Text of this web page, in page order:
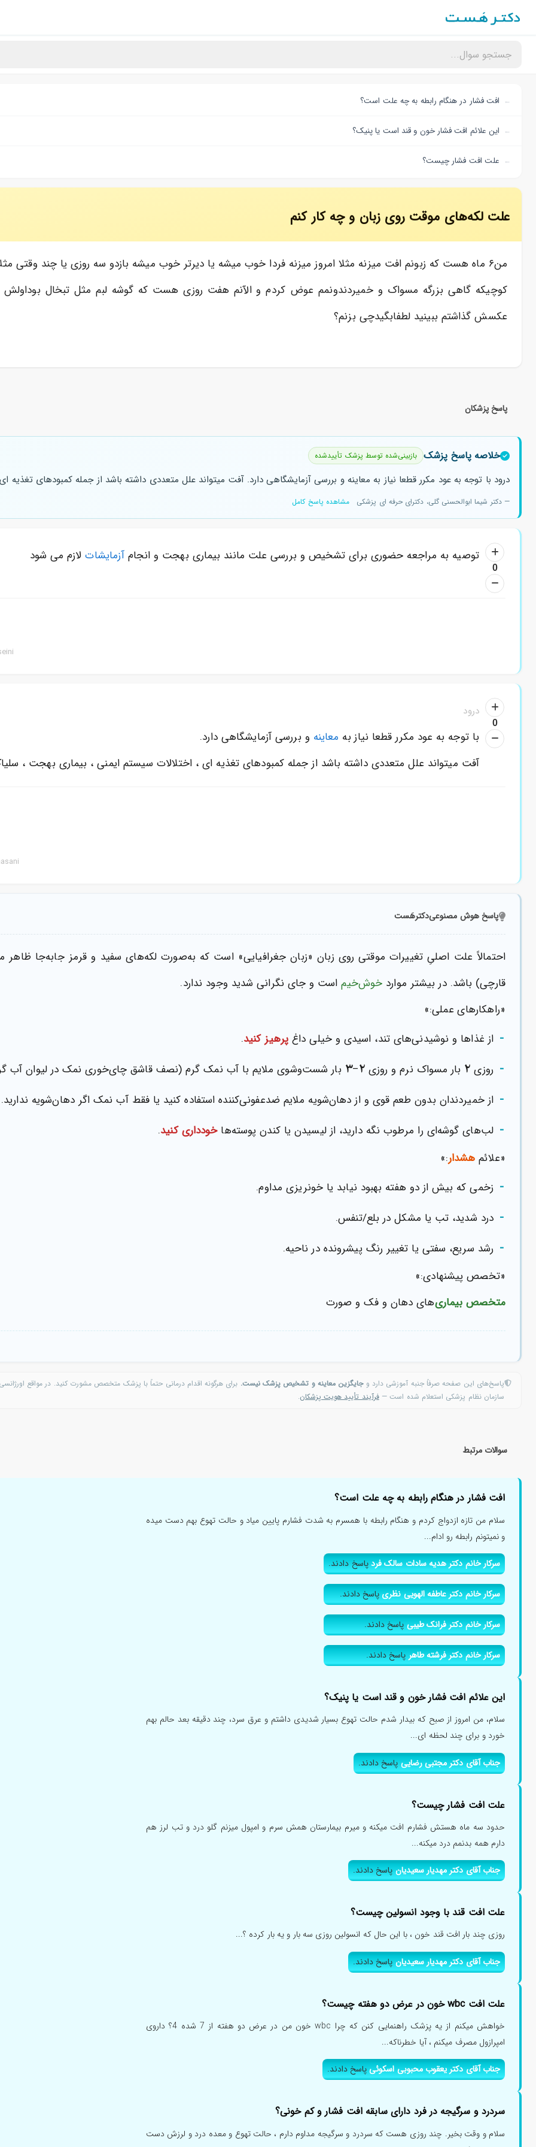
افت فشار در هنگام رابطه به چه علت است؟
این علائم افت فشار خون و قند است یا پنیک؟
علت افت فشار چیست؟
علت لکه‌های موقت روی زبان و چه کار کنم
من۶ ماه هست که زبونم افت میزنه مثلا امروز میزنه فردا خوب میشه یا دیرتر خوب میشه بازدو سه روزی یا چند وقتی
کوچیکه گاهی بزرگه مسواک و خمیردندونمم عوض کردم و الآنم هفت روزی هست که گوشه لبم مثل تبخال
عکسش گذاشتم ببینید لطفابگیدچی بزنم؟
پاسخ پزشکان
خلاصه پاسخ پزشک بازبینی‌شده توسط پزشک تأییدشده
درود با توجه به عود مکرر قطعا نیاز به معاینه و بررسی آزمایشگاهی دارد. آفت میتواند علل متعددی داشته باشد از جمله کمبودهای
— دکتر شیما ابوالحسنی گلی، دکترای حرفه ای پزشکی مشاهده پاسخ کامل
0
توصیه به مراجعه حضوری برای تشخیص و بررسی علت مانند بیماری بهجت و انجامآزمایشاتلازم می شود
0
درود
با توجه به عود مکرر قطعا نیاز به معاینه و بررسی آزمایشگاهی دارد.
آفت میتواند علل متعددی داشته باشد از جمله کمبودهای تغذیه ای ، اختلالات سیستم ایمنی ، بیماری بهجت ،
پاسخ هوش مصنوعیدکترهَست
احتمالاً علت اصلیِ تغییرات موقتی روی زبان «زبان جغرافیایی» است که به‌صورت لکه‌های سفید و قرمز جابه‌جا
قارچی) باشد. در بیشتر موارد خوش‌خیماست و جای نگرانی شدید وجود ندارد.
«راهکارهای عملی:»
- از غذاها و نوشیدنی‌های تند، اسیدی و خیلی داغ پرهیز کنید.
- روزی ۲ بار مسواک نرم و روزی ۲–۳ بار شست‌وشوی ملایم با آب نمک گرم (نصف قاشق چای‌خوری نمک در لیوان آب
- از خمیردندان بدون طعم قوی و از دهان‌شویه ملایم ضدعفونی‌کننده استفاده کنید یا فقط آب نمک اگر دهان‌شویه ندارید.
- لب‌های گوشه‌ای را مرطوب نگه دارید، از لیسیدن یا کندن پوسته‌هاخودداری کنید.
«علائم هشدار:»
- زخمی که بیش از دو هفته بهبود نیابد یا خونریزی مداوم.
- درد شدید، تب یا مشکل در بلع/تنفس.
- رشد سریع، سفتی یا تغییر رنگ پیشرونده در ناحیه.
«تخصص پیشنهادی:»
متخصص بیماری‌های دهان و فک و صورت
پاسخ‌های این صفحه صرفاً جنبه آموزشی دارد وجایگزین معاینه و تشخیص پزشک نیست. برای هرگونه اقدام درمانی حتماً با پزشک متخصص مشورت کنید. در مواقع
سازمان نظام پزشکی استعلام شده است —فرآیند تأیید هویت پزشکان.
سوالات مرتبط
افت فشار در هنگام رابطه به چه علت است؟
سلام من تازه ازدواج کردم و هنگام رابطه با همسرم به شدت فشارم پایین میاد و حالت تهوع بهم دست میده
و نمیتونم رابطه رو ادام...
سرکار خانم دکتر هدیه سادات سالک فردپاسخ دادند.
سرکار خانم دکتر عاطفه الهویی نظریپاسخ دادند.
سرکار خانم دکتر فرانک طیبیپاسخ دادند.
سرکار خانم دکتر فرشته طاهرپاسخ دادند.
این علائم افت فشار خون و قند است یا پنیک؟
سلام، من امروز از صبح که بیدار شدم حالت تهوع بسیار شدیدی داشتم و عرق سرد، چند دقیقه بعد حالم بهم
خورد و برای چند لحظه ای...
جناب آقای دکتر مجتبی رضاییپاسخ دادند.
علت افت فشار چیست؟
حدود سه ماه هستش فشارم افت میکنه و میرم بیمارستان همش سرم و امپول میزنم گلو درد و تب لرز هم
دارم همه بدنمم درد میکنه...
جناب آقای دکتر مهدیار سعیدیانپاسخ دادند.
علت افت قند با وجود انسولین چیست؟
روزی چند بار افت قند خون ، با این حال که انسولین روزی سه بار و یه بار کرده ؟...
جناب آقای دکتر مهدیار سعیدیانپاسخ دادند.
علت افت wbc خون در عرض دو هفته چیست؟
خواهش میکنم از یه پزشک راهنمایی کنن که چرا wbc خون من در عرض دو هفته از 7 شده 4؟ داروی
امپرازول مصرف میکنم ، آیا خطرناکه...
جناب آقای دکتر یعقوب محبوبی اسکوئیپاسخ دادند.
سردرد و سرگیجه در فرد دارای سابقه افت فشار و کم خونی؟
سلام و وقت بخیر. چند روزی هست که سردرد و سرگیجه مداوم دارم ، حالت تهوع و معده درد و لرزش دست